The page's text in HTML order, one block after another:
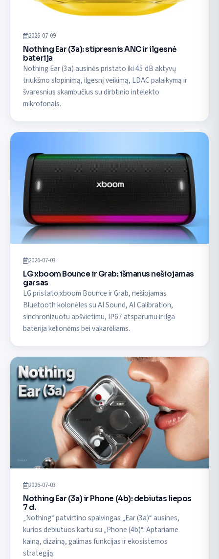
2026-07-09
Nothing Ear (3a): stipresnis ANC ir ilgesnė
baterija
Nothing Ear (3a) ausinės pristato iki 45 dB aktyvų
triukšmo slopinimą, ilgesnį veikimą, LDAC palaikymą ir
švaresnius skambučius su dirbtinio intelekto
mikrofonais.
2026-07-03
LG xboom Bounce ir Grab: išmanus nešiojamas
garsas
LG pristato xboom Bounce ir Grab, nešiojamas
Bluetooth kolonėles su AI Sound, AI Calibration,
sinchronizuotu apšvietimu, IP67 atsparumu ir ilga
baterija kelionėms bei vakarėliams.
2026-07-03
Nothing Ear (3a) ir Phone (4b): debiutas liepos
7 d.
„Nothing“ patvirtino spalvingas „Ear (3a)“ ausines,
kurios debiutuos kartu su „Phone (4b)“. Aptariame
kainą, dizainą, galimas funkcijas ir ekosistemos
strategiją.